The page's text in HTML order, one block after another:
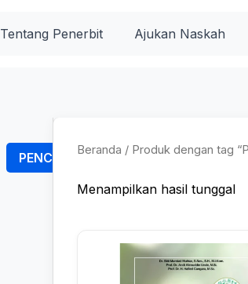
Tentang Penerbit Ajukan Naskah
PENCARIAN
Beranda / Produk dengan tag
Menampilkan hasil tunggal